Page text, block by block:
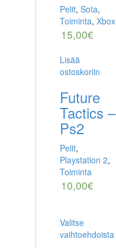
Pelit, Sota,
Toiminta, Xbox
15,00€
Lisää
ostoskoriin
Future
Tactics –
Ps2
Pelit,
Playstation 2,
Toiminta
10,00€
Valitse
vaihtoehdoista